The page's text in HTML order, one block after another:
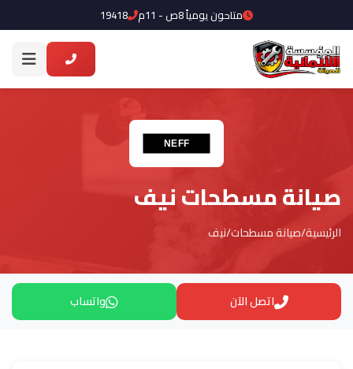
متاحون يومياً 8ص - 11م 19418
صيانة مسطحات نيف
الرئيسية/صيانة مسطحات/نيف
اتصل الآن واتساب